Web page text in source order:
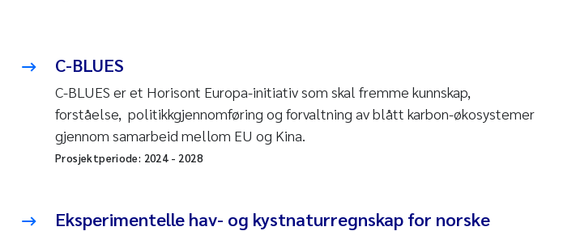
C-BLUES
C-BLUES er et Horisont Europa-initiativ som skal fremme kunnskap,
forståelse, politikkgjennomføring og forvaltning av blått karbon-økosystemer
gjennom samarbeid mellom EU og Kina.
Prosjektperiode: 2024- 2028
Eksperimentelle hav- og kystnaturregnskap for norske